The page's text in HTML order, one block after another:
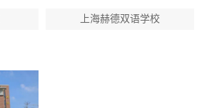
上海赫德双语学校